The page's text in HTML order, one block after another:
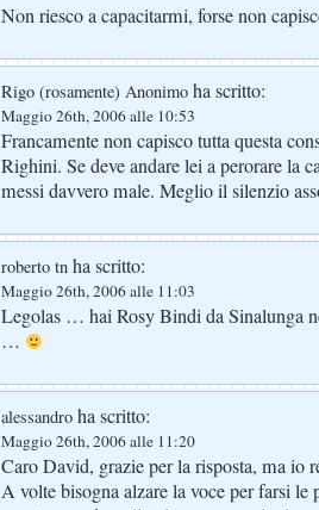
Non riesco a capacitarmi, forse non
Rigo (rosamente) Anonimo ha scritto:
Maggio 26th, 2006 alle 10:53
Francamente non capisco tutta questa
Righini. Se deve andare lei a perorare la
messi davvero male. Meglio il silenzio
roberto tn ha scritto:
Maggio 26th, 2006 alle 11:03
Legolas … hai Rosy Bindi da Sinalunga
…
alessandro ha scritto:
Maggio 26th, 2006 alle 11:20
Caro David, grazie per la risposta, ma io
A volte bisogna alzare la voce per farsi le